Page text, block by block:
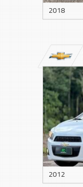
2018
2012